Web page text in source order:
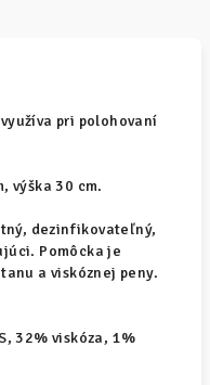
pri polohovaní
výška 30 cm.
dezinfikovateľný,
Pomôcka je
a viskóznej peny.
32% viskóza, 1%